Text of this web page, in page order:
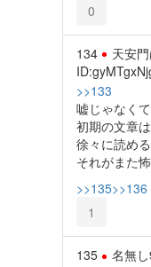
0
134 天安
>>133
嘘じゃなく
初期の文章
徐々に読め
それがまた
>>135>>136
1
135 名無し